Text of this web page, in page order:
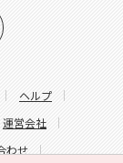
ヘルプ
運営会社
わせ